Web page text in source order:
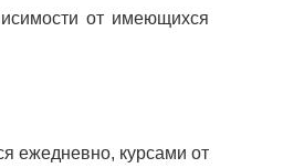
от имеющихся
ежедневно, курсами от